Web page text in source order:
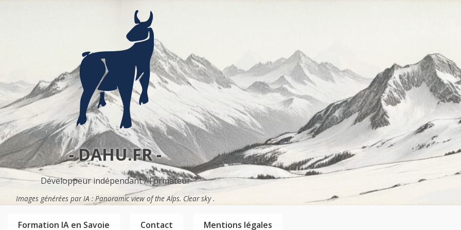
- DAHU.FR -
Développeur indépendant / Formateur
Images générées par IA : Panoramic view of the Alps. Clear sky .
Formation IA en Savoie Contact Mentions légales